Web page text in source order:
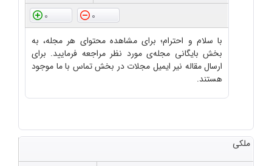
0
0
با سلام و احترام؛ برای مشاهده محتوای هر مجله، به
بخش بایگانی مجله‌ی مورد نظر مراجعه فرمایید. برای
ارسال مقاله نیر ایمیل مجلات در بخش تماس با ما موجود
هستند.
ملکی